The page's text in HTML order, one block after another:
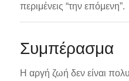
περιμένεις “την επόμενη”.
Συμπέρασμα
Η αργή ζωή δεν είναι